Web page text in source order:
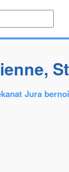
Jura